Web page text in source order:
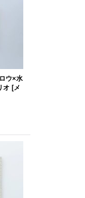
ウ×水
オ [メ